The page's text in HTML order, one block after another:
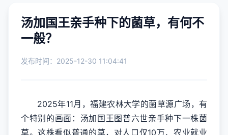
汤加国王亲手种下的菌草，有何不
一般？
发布时间：2025-12-30 11:04:41
2025年11月，福建农林大学的菌草源广场，有
个特别的画面：汤加国王图普六世亲手种下一株菌
草。这株看似普通的草，对人口仅10万、农业就业